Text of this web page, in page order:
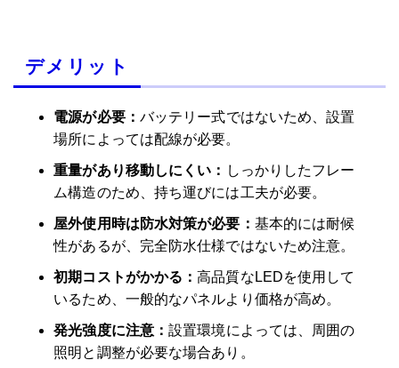
特急便
デメリット
電源が必要： バッテリー式ではないため、設置
場所によっては配線が必要。
重量があり移動しにくい： しっかりしたフレー
ム構造のため、持ち運びには工夫が必要。
屋外使用時は防水対策が必要： 基本的には耐候
性があるが、完全防水仕様ではないため注意。
初期コストがかかる：高品質なLEDを使用して
いるため、一般的なパネルより価格が高め。
発光強度に注意：設置環境によっては、周囲の
照明と調整が必要な場合あり。